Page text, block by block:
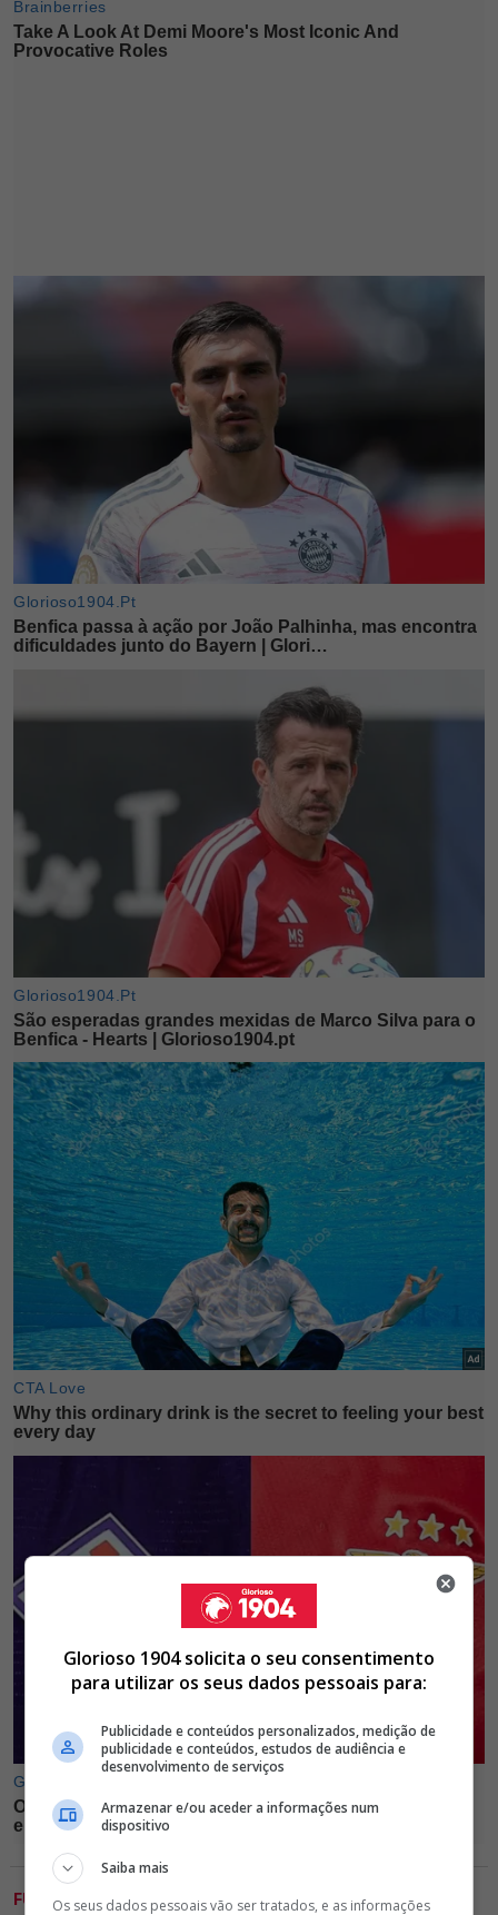
FUTEBOL
Glorioso 1904 solicita o seu consentimento
para utilizar os seus dados pessoais para:
Publicidade e conteúdos personalizados, medição de
publicidade e conteúdos, estudos de audiência e
desenvolvimento de serviços
Armazenar e/ou aceder a informações num
dispositivo
Saiba mais
Os seus dados pessoais vão ser tratados, e as informações